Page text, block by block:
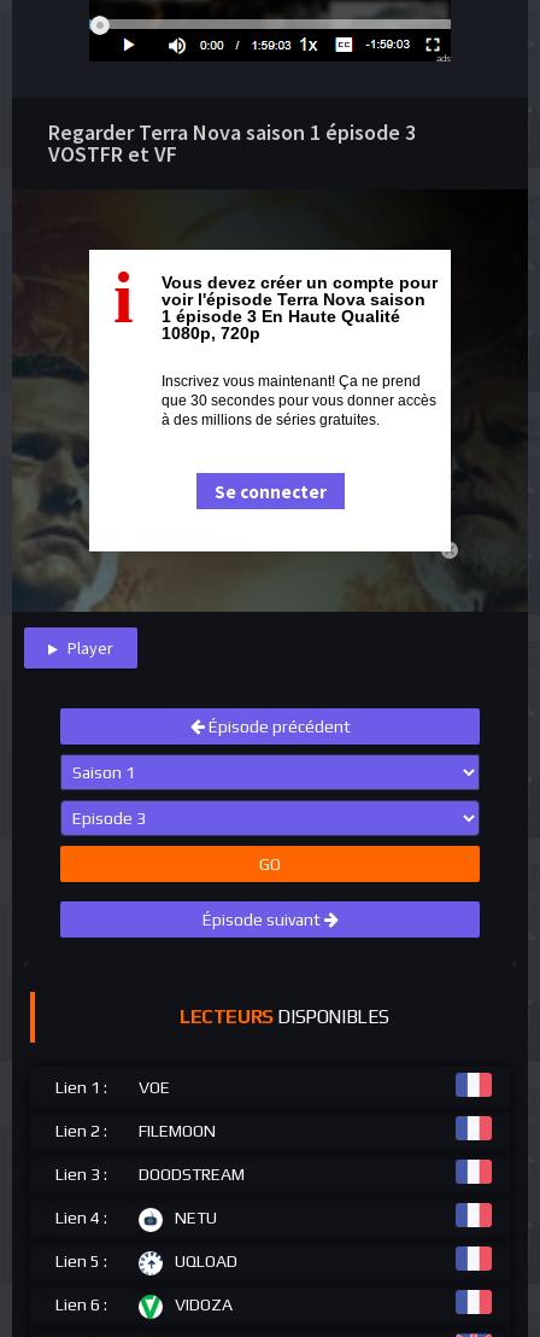
ads
Regarder Terra Nova saison 1 épisode 3
VOSTFR et VF
close
i
Vous devez créer un compte pour
voir l'épisode Terra Nova saison
1 épisode 3 En Haute Qualité
1080p, 720p
Inscrivez vous maintenant! Ça ne prend
que 30 secondes pour vous donner accès
à des millions de séries gratuites.
Se connecter
Player
Épisode précédent
GO
Épisode suivant
LECTEURSDISPONIBLES
Lien 1 : VOE
Lien 2 : FILEMOON
Lien 3 : DOODSTREAM
Lien 4 : NETU
Lien 5 : UQLOAD
Lien 6 : VIDOZA